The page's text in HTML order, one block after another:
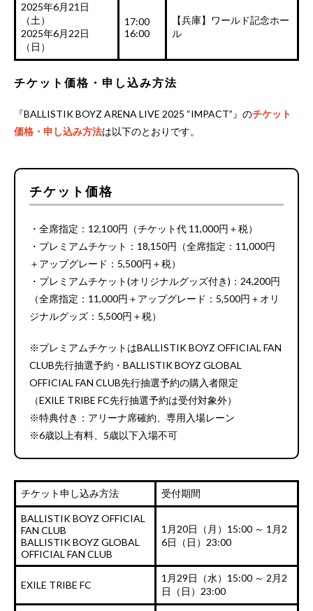
2025年6月21日
（土）
2025年6月22日
（日）
17:00
16:00
【兵庫】ワールド記念ホー
ル
チケット価格・申し込み方法
『BALLISTIK BOYZ ARENA LIVE 2025 “IMPACT”』のチケット
価格・申し込み方法は以下のとおりです。
チケット価格
・全席指定：12,100円（チケット代 11,000円＋税）
・プレミアムチケット：18,150円（全席指定：11,000円
＋アップグレード：5,500円＋税）
・プレミアムチケット(オリジナルグッズ付き)：24,200円
（全席指定：11,000円＋アップグレード：5,500円＋オリ
ジナルグッズ：5,500円＋税）
※プレミアムチケットはBALLISTIK BOYZ OFFICIAL FAN
CLUB先行抽選予約・BALLISTIK BOYZ GLOBAL
OFFICIAL FAN CLUB先行抽選予約の購入者限定
（EXILE TRIBE FC先行抽選予約は受付対象外）
※特典付き：アリーナ席確約、専用入場レーン
※6歳以上有料、5歳以下入場不可
チケット申し込み方法 受付期間
BALLISTIK BOYZ OFFICIAL
FAN CLUB
BALLISTIK BOYZ GLOBAL
OFFICIAL FAN CLUB
1月20日（月）15:00 ～ 1月2
6日（日）23:00
EXILE TRIBE FC
1月29日（水）15:00 ～ 2月2
日（日）23:00